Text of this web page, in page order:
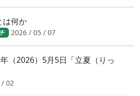
は何か
2026 / 05 / 07
（2026）5月5日「立夏（りっ
02